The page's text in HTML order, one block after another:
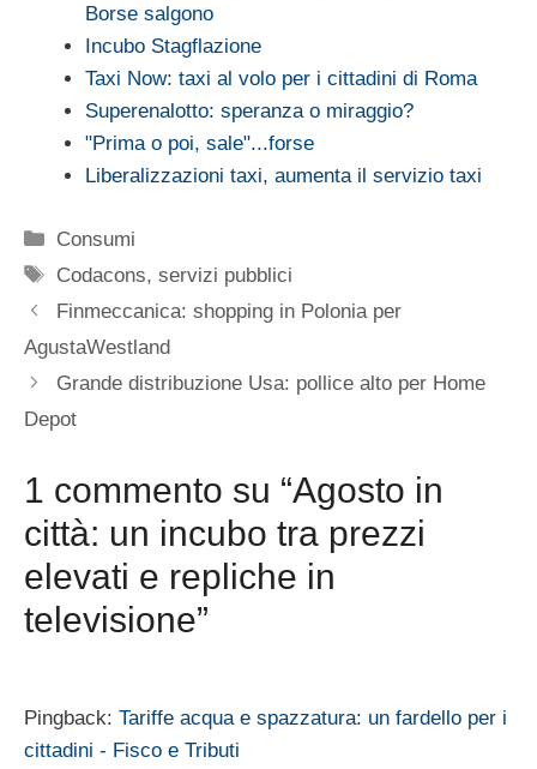
Borse salgono
Incubo Stagflazione
Taxi Now: taxi al volo per i cittadini di Roma
Superenalotto: speranza o miraggio?
"Prima o poi, sale"...forse
Liberalizzazioni taxi, aumenta il servizio taxi
Categorie
Consumi
Tag
Codacons,servizi pubblici
Finmeccanica: shopping in Polonia per
AgustaWestland
Grande distribuzione Usa: pollice alto per Home
Depot
1 commento su “Agosto in
città: un incubo tra prezzi
elevati e repliche in
televisione”
Pingback: Tariffe acqua e spazzatura: un fardello per i
cittadini - Fisco e Tributi